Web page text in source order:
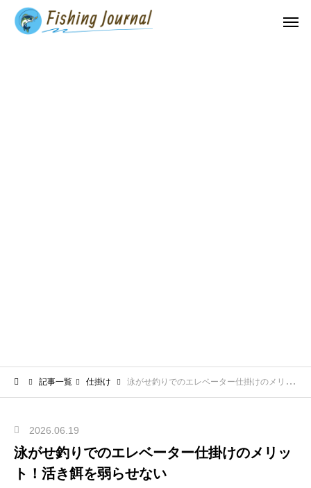
記事一覧 仕掛け 泳がせ釣りでのエレベーター仕掛けのメリット！活き餌を弱らせない
2026.06.19
泳がせ釣りでのエレベーター仕掛けのメリッ
ト！活き餌を弱らせない